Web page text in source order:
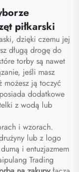
typu duffel do
i aktywności na
powietrzu
piłkarski
dzięki czemu jej
długą drogę do
torby są nawet
jeśli masz
możesz ją toczyć
dodatkowe
z wodą lub
i wzorach.
lub z logo
i entuzjazmem
Trading